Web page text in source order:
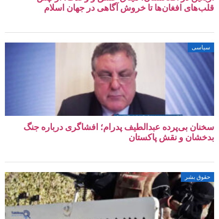
افغان‌ها تا خروش آگاهی در جهان اسلام
بی‌پرده عبدالطیف پدرام؛ افشاگری درباره جنگ
و نقش پاکستان
بشر